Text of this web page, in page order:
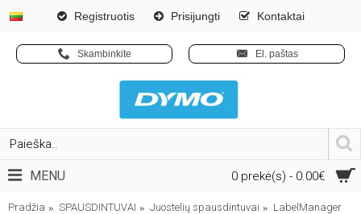
Registruotis Prisijungti Kontaktai
Skambinkite El. paštas
0 prekė(s) - 0.00€
MENU
Pradžia SPAUSDINTUVAI Juostelių spausdintuvai
LabelManager